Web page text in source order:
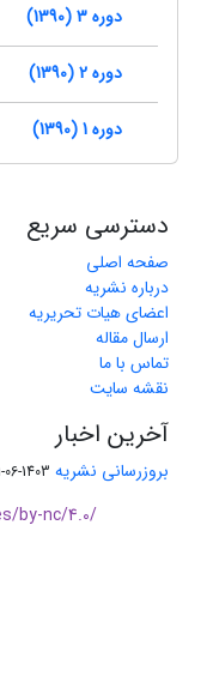
دوره 3 (1390)
دوره 2 (1390)
دوره 1 (1390)
دسترسی سریع
صفحه اصلی
درباره نشریه
اعضای هیات تحریریه
ارسال مقاله
تماس با ما
نقشه سایت
آخرین اخبار
بروزرسانی نشریه 1403-06-11
by-nc/4.0/